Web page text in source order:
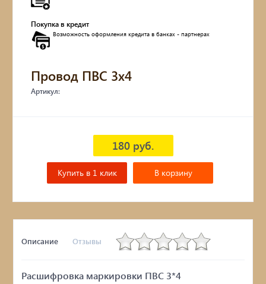
Покупка в кредит
Возможность оформления кредита в банках - партнерах
Провод ПВС 3х4
Артикул:
180 руб.
В корзину
Купить в 1 клик
Описание Отзывы
Расшифровка маркировки ПВС 3*4